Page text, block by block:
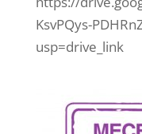
KsvPQys-
usp=drive_link